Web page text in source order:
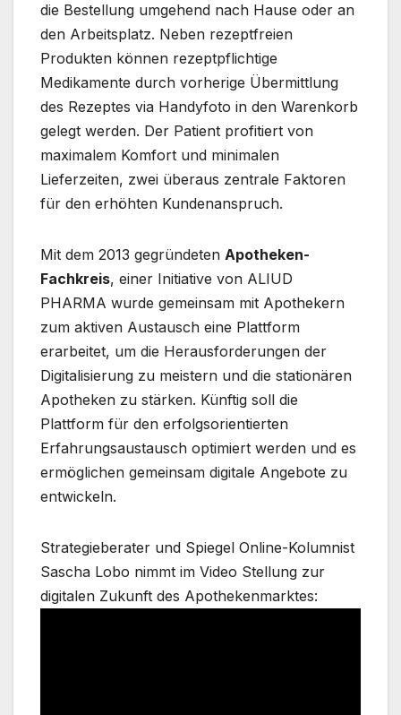
die Bestellung umgehend nach Hause oder an
den Arbeitsplatz. Neben rezeptfreien
Produkten können rezeptpflichtige
Medikamente durch vorherige Übermittlung
des Rezeptes via Handyfoto in den Warenkorb
gelegt werden. Der Patient profitiert von
maximalem Komfort und minimalen
Lieferzeiten, zwei überaus zentrale Faktoren
für den erhöhten Kundenanspruch.
Mit dem 2013 gegründeten Apotheken-
Fachkreis, einer Initiative von ALIUD
PHARMA wurde gemeinsam mit Apothekern
zum aktiven Austausch eine Plattform
erarbeitet, um die Herausforderungen der
Digitalisierung zu meistern und die stationären
Apotheken zu stärken. Künftig soll die
Plattform für den erfolgsorientierten
Erfahrungsaustausch optimiert werden und es
ermöglichen gemeinsam digitale Angebote zu
entwickeln.
Strategieberater und Spiegel Online-Kolumnist
Sascha Lobo nimmt im Video Stellung zur
digitalen Zukunft des Apothekenmarktes: